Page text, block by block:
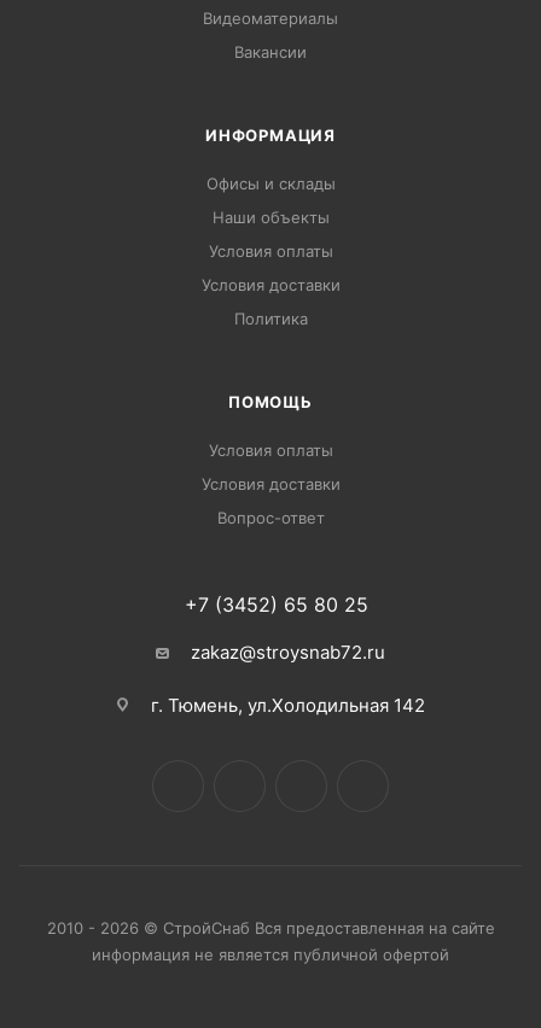
Видеоматериалы
Вакансии
ИНФОРМАЦИЯ
Офисы и склады
Наши объекты
Условия оплаты
Условия доставки
Политика
ПОМОЩЬ
Условия оплаты
Условия доставки
Вопрос-ответ
+7 (3452) 65 80 25
zakaz@stroysnab72.ru
г. Тюмень, ул.Холодильная 142
2010 - 2026 © СтройСнаб Вся предоставленная на сайте
информация не является публичной офертой